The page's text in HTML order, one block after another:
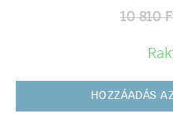
10 810
HOZZÁADÁS